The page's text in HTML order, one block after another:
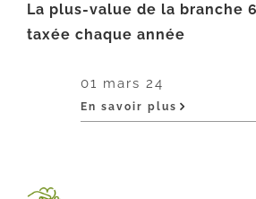
La plus-value de la branche
taxée chaque année
01 mars 24
En savoir plus